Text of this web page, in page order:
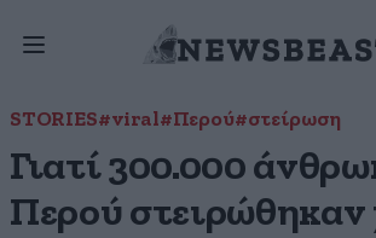
STORIES#viral#Περού#στείρωση
Γιατί 300.000
Περού στειρώθηκαν